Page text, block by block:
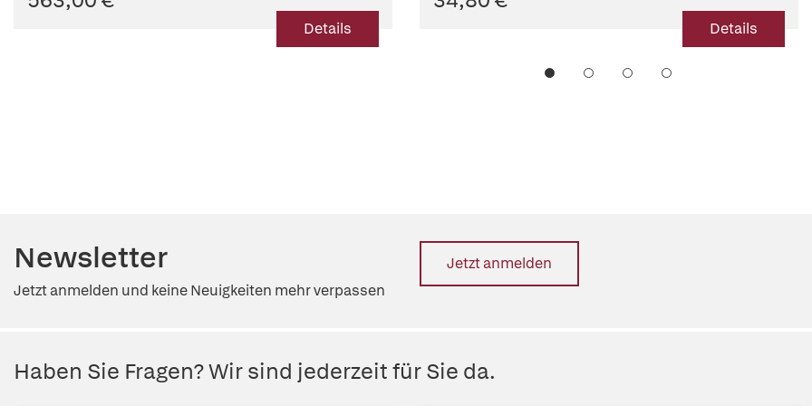
Details Details
Newsletter
Jetzt anmelden und keine Neuigkeiten mehr verpassen
Jetzt anmelden
Haben Sie Fragen? Wir sind jederzeit für Sie da.